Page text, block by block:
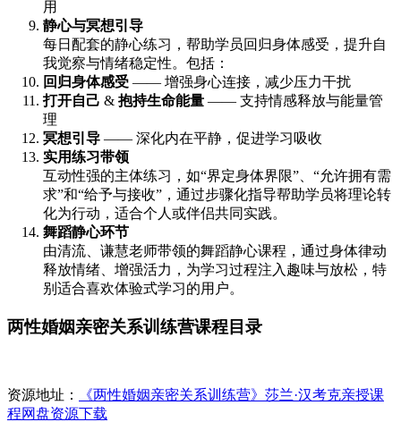
用
静心与冥想引导
每日配套的静心练习，帮助学员回归身体感受，提升自
我觉察与情绪稳定性。包括：
回归身体感受 —— 增强身心连接，减少压力干扰
打开自己 & 抱持生命能量 —— 支持情感释放与能量管
理
冥想引导 —— 深化内在平静，促进学习吸收
实用练习带领
互动性强的主体练习，如“界定身体界限”、“允许拥有需
求”和“给予与接收”，通过步骤化指导帮助学员将理论转
化为行动，适合个人或伴侣共同实践。
舞蹈静心环节
由清流、谦慧老师带领的舞蹈静心课程，通过身体律动
释放情绪、增强活力，为学习过程注入趣味与放松，特
别适合喜欢体验式学习的用户。
两性婚姻亲密关系训练营课程目录
资源地址：
《两性婚姻亲密关系训练营》莎兰·汉考克亲授课
程网盘资源下载